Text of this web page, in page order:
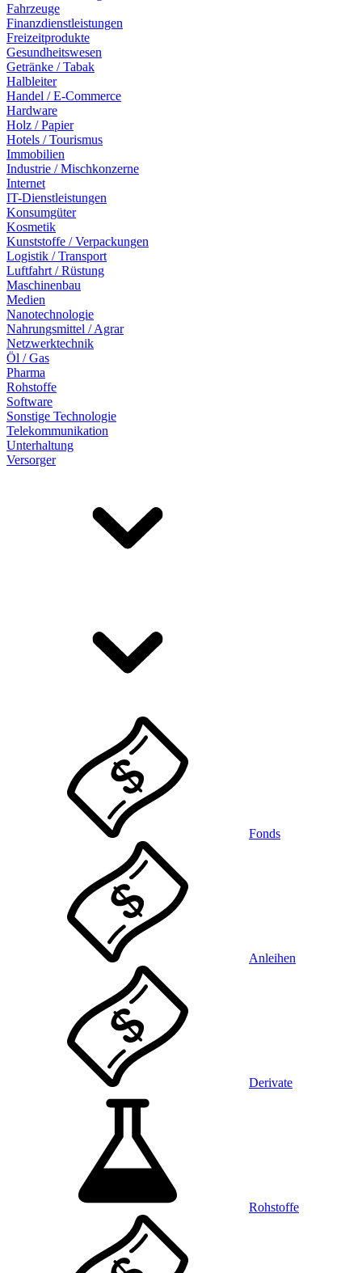
Fahrzeuge
Finanzdienstleistungen
Freizeitprodukte
Gesundheitswesen
Getränke / Tabak
Halbleiter
Handel / E-Commerce
Hardware
Holz / Papier
Hotels / Tourismus
Immobilien
Industrie / Mischkonzerne
Internet
IT-Dienstleistungen
Konsumgüter
Kosmetik
Kunststoffe / Verpackungen
Logistik / Transport
Luftfahrt / Rüstung
Maschinenbau
Medien
Nanotechnologie
Nahrungsmittel / Agrar
Netzwerktechnik
Öl / Gas
Pharma
Rohstoffe
Software
Sonstige Technologie
Telekommunikation
Unterhaltung
Versorger
Fonds
Anleihen
Derivate
Rohstoffe